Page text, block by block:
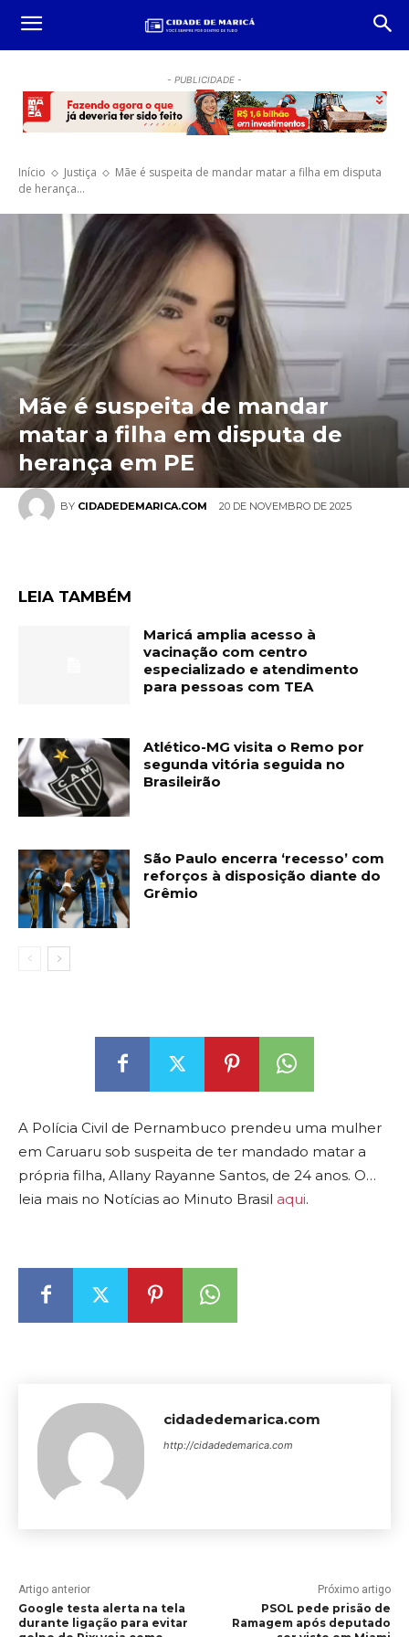
- PUBLICIDADE -
Início Justiça
Mãe é suspeita de mandar matar a filha em disputa
de herança...
BY CIDADEDEMARICA.COM 20 DE NOVEMBRO DE 2025
Mãe é suspeita de mandar
matar a filha em disputa de
herança em PE
LEIA TAMBÉM
Maricá amplia acesso à
vacinação com centro
especializado e atendimento
para pessoas com TEA
Atlético-MG visita o Remo por
segunda vitória seguida no
Brasileirão
São Paulo encerra ‘recesso’ com
reforços à disposição diante do
Grêmio
A Polícia Civil de Pernambuco prendeu uma mulher
em Caruaru sob suspeita de ter mandado matar a
própria filha, Allany Rayanne Santos, de 24 anos. O…
leia mais no Notícias ao Minuto Brasil aqui.
cidadedemarica.com
http://cidadedemarica.com
Artigo anterior
Google testa alerta na tela
durante ligação para evitar
Próximo artigo
PSOL pede prisão de
Ramagem após deputado